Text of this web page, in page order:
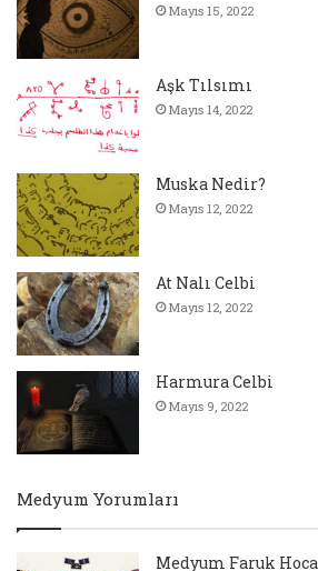
Mayıs 15, 2022
Aşk Tılsımı
Mayıs 14, 2022
Muska Nedir?
Mayıs 12, 2022
At Nalı Celbi
Mayıs 12, 2022
Harmura Celbi
Mayıs 9, 2022
Medyum Yorumları
Medyum Faruk Hoca